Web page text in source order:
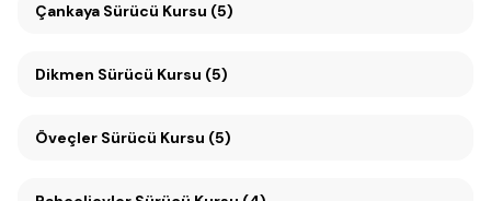
Çankaya Sürücü Kursu (5)
Dikmen Sürücü Kursu (5)
Öveçler Sürücü Kursu (5)